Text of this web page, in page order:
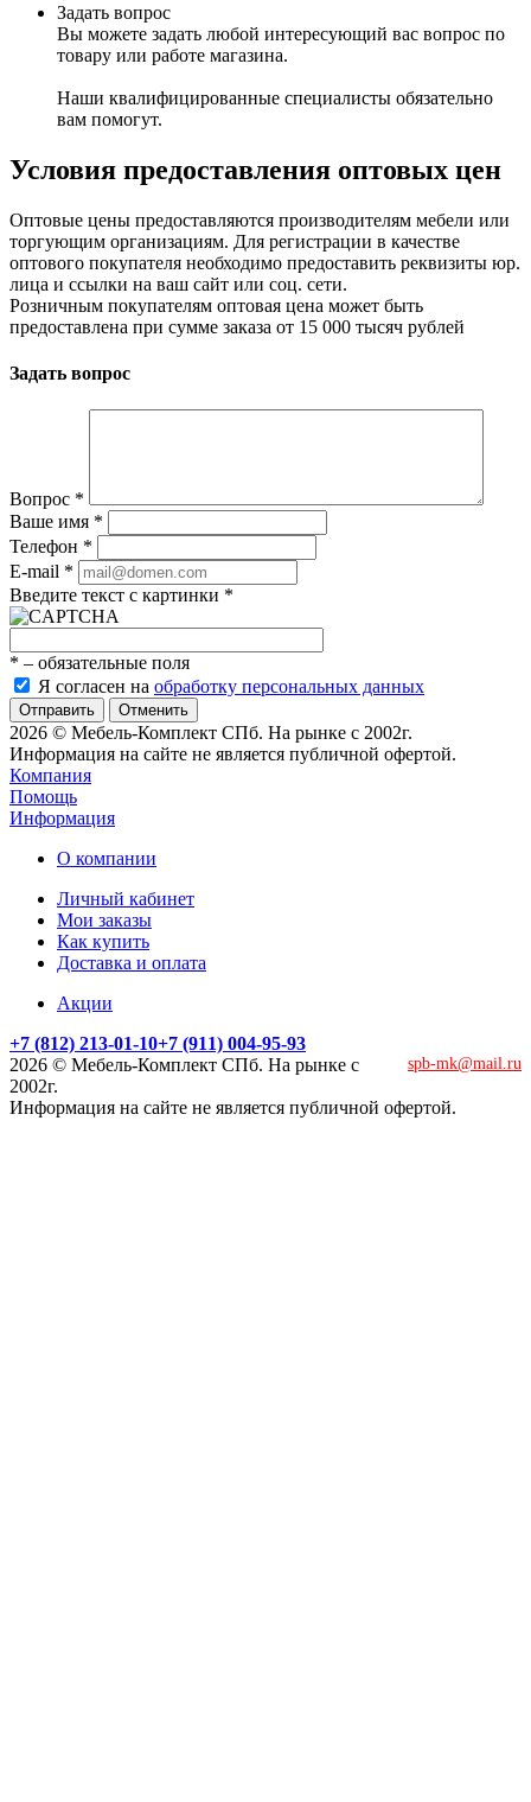
Задать вопрос
Вы можете задать любой интересующий вас вопрос по
товару или работе магазина.
Наши квалифицированные специалисты обязательно
вам помогут.
Условия предоставления оптовых цен
Оптовые цены предоставляются производителям мебели или
торгующим организациям. Для регистрации в качестве
оптового покупателя необходимо предоставить реквизиты юр.
лица и ссылки на ваш сайт или соц. сети.
Розничным покупателям оптовая цена может быть
предоставлена при сумме заказа от 15 000 тысяч рублей
Задать вопрос
Вопрос *
Ваше имя *
Телефон *
E-mail *
Введите текст с картинки *
* – обязательные поля
Я согласен на обработку персональных данных
Отменить
2026 © Мебель-Комплект СПб. На рынке с 2002г.
Информация на сайте не является публичной офертой.
Компания
Помощь
Информация
О компании
Личный кабинет
Мои заказы
Как купить
Доставка и оплата
Акции
+7 (812) 213-01-10+7 (911) 004-95-93
spb-mk@mail.ru
2026 © Мебель-Комплект СПб. На рынке с
2002г.
Информация на сайте не является публичной офертой.